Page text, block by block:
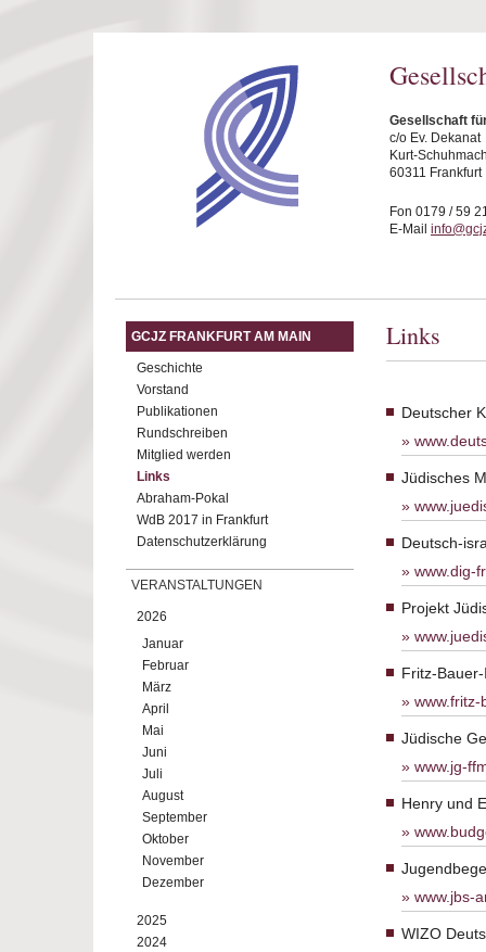
Gesellschaft
c/o Ev. Dekanat
Kurt-
60311 Frankfurt
Fon 0179 / 59
E-Mail
GCJZ FRANKFURT AM MAIN
Geschichte
Vorstand
Publikationen
Rundschreiben
Mitglied werden
Links
Abraham-Pokal
WdB 2017 in Frankfurt
Datenschutzerklärung
VERANSTALTUNGEN
2026
Januar
Februar
März
April
Mai
Juni
Juli
August
September
Oktober
November
Dezember
2025
2024
Links
Deutscher
Jüdisches
Deutsch-
www.dig-
Projekt
Fritz-
Jüdische
www.jg-
Henry und
www.jbs-
WIZO